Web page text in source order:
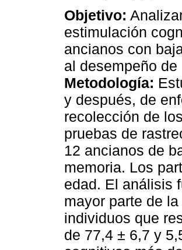
Objetivo:
estimulación
ancianos con
al desempeño
Metodología:
y después, de
recolección de
pruebas de
12 ancianos de
memoria. Los
edad. El análisis
mayor parte de
individuos que
de 77,4 ± 6,7 y